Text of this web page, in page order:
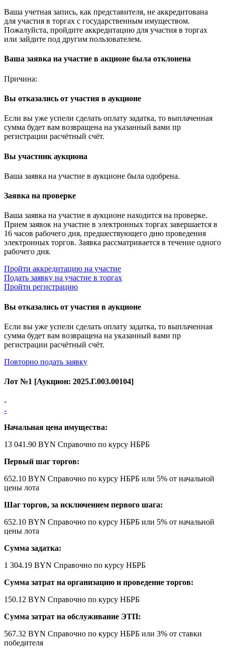
Ваша учетная запись, как представителя, не аккредитована
для участия в торгах с государственным имуществом.
Пожалуйста, пройдите аккредитацию для участия в торгах
или зайдите под другим пользователем.
Ваша заявка на участие в акционе была отклонена
Причина:
Вы отказались от участия в аукционе
Если вы уже успели сделать оплату задатка, то выплаченная
сумма будет вам возвращена на указанный вами пр
регистрации расчётный счёт.
Вы участник аукциона
Ваша заявка на участие в аукционе была одобрена.
Заявка на проверке
Ваша заявка на участие в аукционе находится на проверке.
Прием заявок на участие в электронных торгах завершается в
16 часов рабочего дня, предшествующего дню проведения
электронных торгов. Заявка рассматривается в течение одного
рабочего дня.
Пройти аккредитацию на участие
Подать заявку на участие в торгах
Пройти регистрацию
Вы отказались от участия в аукционе
Если вы уже успели сделать оплату задатка, то выплаченная
сумма будет вам возвращена на указанный вами пр
регистрации расчётный счёт.
Повторно подать заявку
Лот №1 [Аукцион: 2025.Г.003.00104]
-
-
Начальная цена имущества:
13 041.90 BYN Справочно по курсу НБРБ
Первый шаг торгов:
652.10 BYN Справочно по курсу НБРБ или 5% от начальной
цены лота
Шаг торгов, за исключением первого шага:
652.10 BYN Справочно по курсу НБРБ или 5% от начальной
цены лота
Сумма задатка:
1 304.19 BYN Справочно по курсу НБРБ
Сумма затрат на организацию и проведение торгов:
150.12 BYN Справочно по курсу НБРБ
Сумма затрат на обслуживание ЭТП:
567.32 BYN Справочно по курсу НБРБ или 3% от ставки
победителя